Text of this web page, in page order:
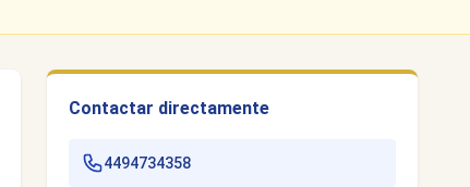
Contactar directamente
4494734358